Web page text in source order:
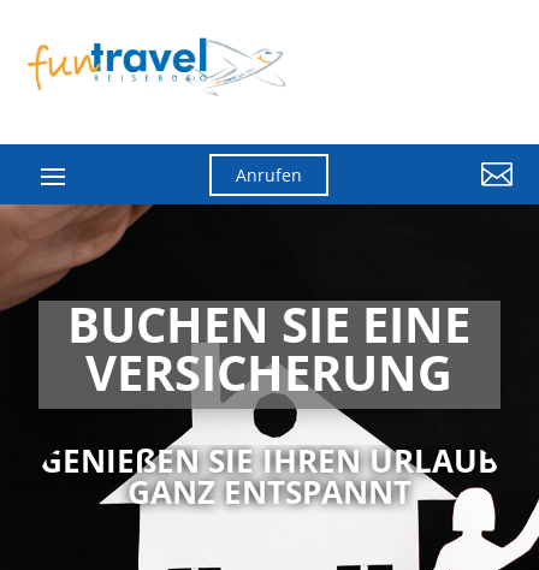
Anrufen 
BUCHEN SIE EINE
VERSICHERUNG
GENIEßEN SIE IHREN URLAUB
GANZ ENTSPANNT